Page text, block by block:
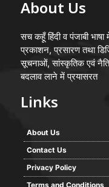
About Us
सच कहूँ हिंदी व पंजाबी
प्रकाशन, प्रसारण तथा
सूचनाओं, सांस्कृतिक एवं
बदलाव लाने में प्रयासरत
Links
About Us
Contact Us
Privacy Policy
Terms and Conditions